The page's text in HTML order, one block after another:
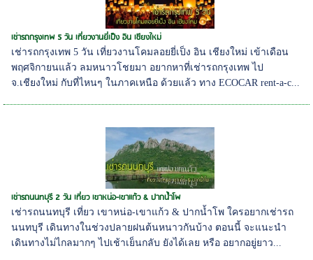
เช่ารถกรุงเทพ 5 วัน เที่ยวงานยี่เป็ง อิน เชียงใหม่
เช่ารถกรุงเทพ 5 วัน เที่ยวงานโคมลอยยี่เป็ง อิน เชียงใหม่ เข้าเดือน
พฤศจิกายนแล้ว ลมหนาวโชยมา อยากหาที่เช่ารถกรุงเทพ ไป
จ.เชียงใหม่ กับที่ไหนๆ ในภาคเหนือ ด้วยแล้ว ทาง ECOCAR rent-a-c...
เช่ารถนนทบุรี 2 วัน เที่ยว เขาหน่อ-เขาแก้ว & ปากน้ำโพ
เช่ารถนนทบุรี เที่ยว เขาหน่อ-เขาแก้ว & ปากน้ำโพ ใครอยากเช่ารถ
นนทบุรี เดินทางในช่วงปลายฝนต้นหนาวกันบ้าง ตอนนี้ จะแนะนำ
เดินทางไม่ไกลมากๆ ไปเช้าเย็นกลับ ยังได้เลย หรือ อยากอยู่ยาว...